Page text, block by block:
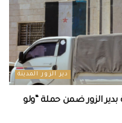
دير الزور المدينة
بدير الزور ضمن حملة “ولو